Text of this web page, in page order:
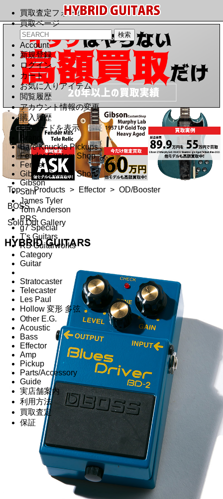
買取査定フォーム
買取ページ
Account
新規登録
ログイン
カート
お気に入りアイテム
閲覧履歴
アカウント情報の変更
購入履歴
QRコードを表示
Brand
Bare Knuckle Pickups
Fender Custom Shop
Fender
Gibson Custom Shop
Gibson
Suhr
James Tyler
Tom Anderson
PRS
g7 Special
T's Guitars
RS Guitarworks
Category
Guitar
Stratocaster
Telecaster
Les Paul
Hollow 変形 多弦
Other E.G.
Acoustic
Bass
Effector
Amp
Pickup
Parts/Accessory
Guide
実店舗案内
利用方法
買取査定
保証
Top > Products > Effector > OD/Booster
BOSS
Sold Out Gallery